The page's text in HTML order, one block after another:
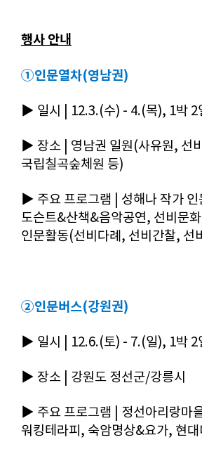
행사 안내
①인문열차(영남권)
▶ 일시 | 12.3.(수) - 4.(목), 1박 2
▶ 장소 | 영남권 일원(사유원, 선
국립칠곡숲체원 등)
▶ 주요 프로그램 | 성해나 작가
도슨트&산책&음악공연, 선비문
인문활동(선비다례, 선비간찰, 선
②인문버스(강원권)
▶ 일시 | 12.6.(토) - 7.(일), 1박 2
▶ 장소 | 강원도 정선군/강릉시
▶ 주요 프로그램 | 정선아리랑마
워킹테라피, 숙암명상&요가, 현